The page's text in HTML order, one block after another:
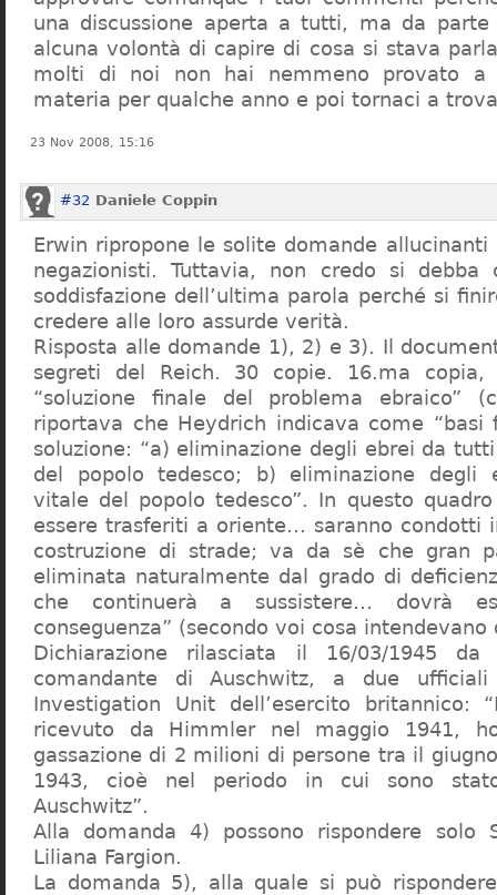
una discussione aperta a tutti, ma da parte
alcuna volontà di capire di cosa si stava
molti di noi non hai nemmeno provato a
materia per qualche anno e poi tornaci a
23 Nov 2008, 15:16
#32 Daniele Coppin
Erwin ripropone le solite domande
negazionisti. Tuttavia, non credo si debba
soddisfazione dell’ultima parola perché si
credere alle loro assurde verità.
Risposta alle domande 1), 2) e 3). Il
segreti del Reich. 30 copie. 16.ma copia,
“soluzione finale del problema ebraico”
riportava che Heydrich indicava come “basi
soluzione: “a) eliminazione degli ebrei da
del popolo tedesco; b) eliminazione degli
vitale del popolo tedesco”. In questo
essere trasferiti a oriente… saranno condotti
costruzione di strade; va da sè che gran
eliminata naturalmente dal grado di
che continuerà a sussistere… dovrà
conseguenza” (secondo voi cosa intendevano
Dichiarazione rilasciata il 16/03/1945
comandante di Auschwitz, a due
Investigation Unit dell’esercito britannico:
ricevuto da Himmler nel maggio 1941,
gassazione di 2 milioni di persone tra il
1943, cioè nel periodo in cui sono
Auschwitz”.
Alla domanda 4) possono rispondere solo
Liliana Fargion.
La domanda 5), alla quale si può